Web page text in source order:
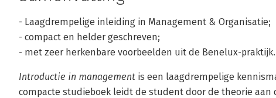
- Laagdrempelige inleiding in Management & Organisatie;
- compact en helder geschreven;
- met zeer herkenbare voorbeelden uit de Benelux-praktijk.
Introductie in management is een laagdrempelige
compacte studieboek leidt de student door de theorie aan